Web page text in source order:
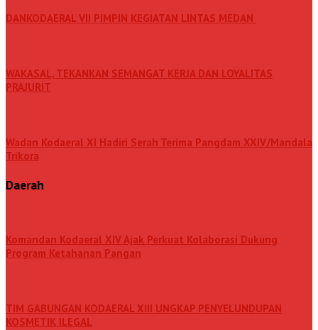
DANKODAERAL VII PIMPIN KEGIATAN LINTAS MEDAN
WAKASAL, TEKANKAN SEMANGAT KERJA DAN LOYALITAS
PRAJURIT
Wadan Kodaeral XI Hadiri Serah Terima Pangdam XXIV/Mandala
Trikora
Daerah
Komandan Kodaeral XIV Ajak Perkuat Kolaborasi Dukung
Program Ketahanan Pangan
TIM GABUNGAN KODAERAL XIII UNGKAP PENYELUNDUPAN
KOSMETIK ILEGAL